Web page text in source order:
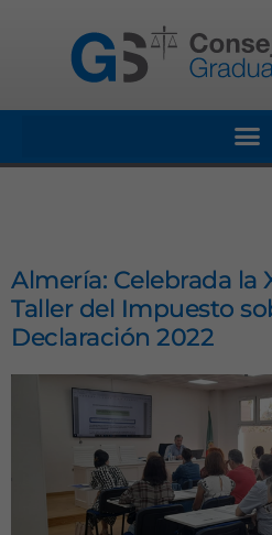
Almería: Celebrada la
Taller del Impuesto
Declaración 2022